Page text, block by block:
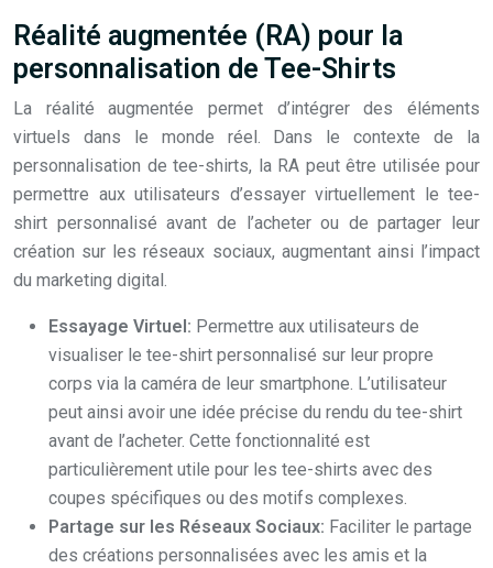
Réalité augmentée (RA) pour la
personnalisation de Tee-Shirts
La réalité augmentée permet d’intégrer des éléments
virtuels dans le monde réel. Dans le contexte de la
personnalisation de tee-shirts, la RA peut être utilisée pour
permettre aux utilisateurs d’essayer virtuellement le tee-
shirt personnalisé avant de l’acheter ou de partager leur
création sur les réseaux sociaux, augmentant ainsi l’impact
du marketing digital.
Essayage Virtuel: Permettre aux utilisateurs de
visualiser le tee-shirt personnalisé sur leur propre
corps via la caméra de leur smartphone. L’utilisateur
peut ainsi avoir une idée précise du rendu du tee-shirt
avant de l’acheter. Cette fonctionnalité est
particulièrement utile pour les tee-shirts avec des
coupes spécifiques ou des motifs complexes.
Partage sur les Réseaux Sociaux: Faciliter le partage
des créations personnalisées avec les amis et la